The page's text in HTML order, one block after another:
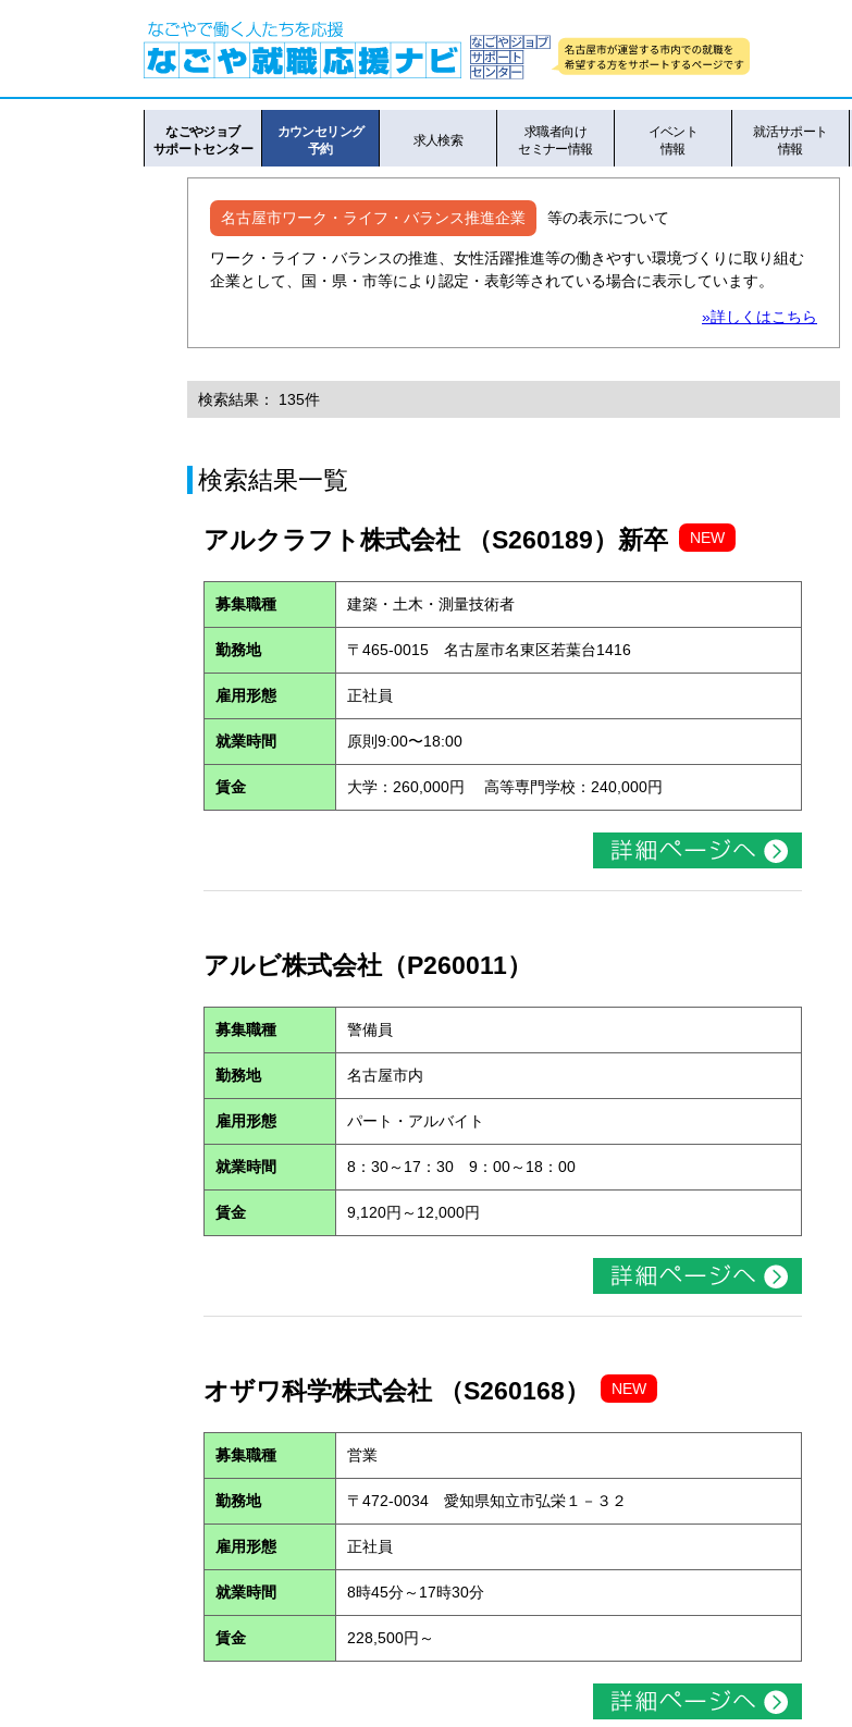
なごやジョブ
サポートセンター
カウンセリング
予約
求人検索
求職者向け
セミナー情報
イベント
情報
就活サポート
情報
名古屋市ワーク・ライフ・バランス推進企業 等の表示について
ワーク・ライフ・バランスの推進、女性活躍推進等の働きやすい環境づくりに取り組む
企業として、国・県・市等により認定・表彰等されている場合に表示しています。
»詳しくはこちら
検索結果： 135件
検索結果一覧
アルクラフト株式会社 （S260189）新卒 NEW
募集職種 建築・土木・測量技術者
勤務地 〒465-0015 名古屋市名東区若葉台1416
雇用形態 正社員
就業時間 原則9:00〜18:00
賃金 大学：260,000円 高等専門学校：240,000円
アルビ株式会社（P260011）
募集職種 警備員
勤務地 名古屋市内
雇用形態 パート・アルバイト
就業時間 8：30～17：30 9：00～18：00
賃金 9,120円～12,000円
オザワ科学株式会社 （S260168） NEW
募集職種 営業
勤務地 〒472-0034 愛知県知立市弘栄１－３２
雇用形態 正社員
就業時間 8時45分～17時30分
賃金 228,500円～